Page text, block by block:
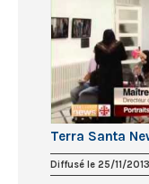
Terra Santa
Diffusé le 25/11/2013